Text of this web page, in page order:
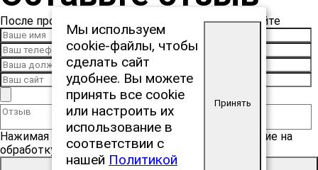
После проверки отзыв будет опубликован на сайте
Нажимая на кнопку “Отправить” Вы даете согласие на
обработку
Персональных данных
Мы используем
cookie‑файлы, чтобы
сделать сайт
удобнее. Вы можете
принять все cookie
или настроить их
использование в
соответствии с
нашей Политикой
Принять